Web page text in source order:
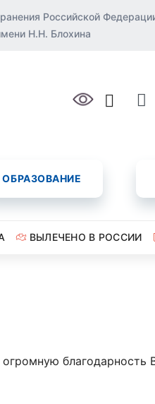
Российской
Н.Н. Блохина
ОБРАЗОВАНИЕ
ВЫЛЕЧЕНО В РОССИИ